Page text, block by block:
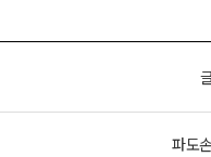
파도